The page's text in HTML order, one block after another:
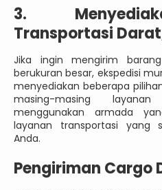
3.
Transportasi
Jika ingin mengirim
berukuran besar, ekspedisi
menyediakan beberapa
masing-masing
menggunakan armada
layanan transportasi yang
Anda.
Pengiriman Cargo